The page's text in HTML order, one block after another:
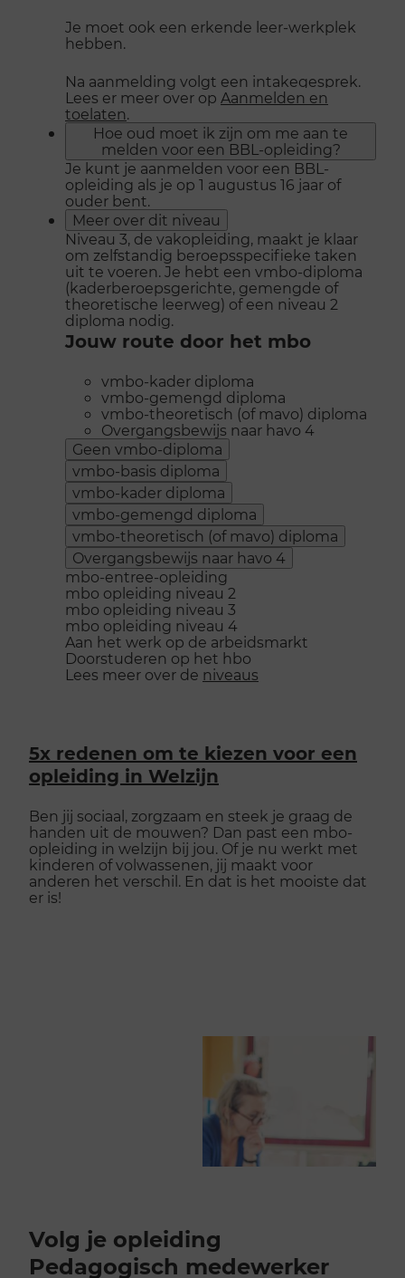
Je moet ook een erkende leer-werkplek
hebben.
Na aanmelding volgt een intakegesprek.
Lees er meer over op Aanmelden en
toelaten.
Hoe oud moet ik zijn om me aan te
melden voor een BBL-opleiding?
Je kunt je aanmelden voor een BBL-
opleiding als je op 1 augustus 16 jaar of
ouder bent.
Meer over dit niveau
Niveau 3, de vakopleiding, maakt je klaar
om zelfstandig beroepsspecifieke taken
uit te voeren. Je hebt een vmbo-diploma
(kaderberoepsgerichte, gemengde of
theoretische leerweg) of een niveau 2
diploma nodig.
Jouw route door het mbo
vmbo-kader diploma
vmbo-gemengd diploma
vmbo-theoretisch (of mavo) diploma
Overgangsbewijs naar havo 4
Geen vmbo-diploma
vmbo-basis diploma
vmbo-kader diploma
vmbo-gemengd diploma
vmbo-theoretisch (of mavo) diploma
Overgangsbewijs naar havo 4
mbo-entree-opleiding
mbo opleiding niveau 2
mbo opleiding niveau 3
mbo opleiding niveau 4
Aan het werk op de arbeidsmarkt
Doorstuderen op het hbo
Lees meer over de niveaus
5x redenen om te kiezen voor een
opleiding in Welzijn
Ben jij sociaal, zorgzaam en steek je graag de
handen uit de mouwen? Dan past een mbo-
opleiding in welzijn bij jou. Of je nu werkt met
kinderen of volwassenen, jij maakt voor
anderen het verschil. En dat is het mooiste dat
er is!
Volg je opleiding
Pedagogisch medewerker